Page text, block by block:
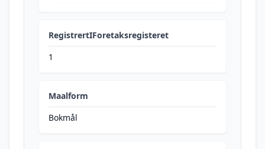
RegistrertIForetaksregisteret
1
Maalform
Bokmål